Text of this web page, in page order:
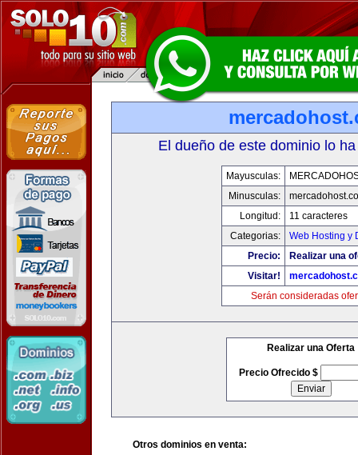
El dueño de este dominio lo
Mayusculas:
Minusculas:
Longitud:
11 caracteres
Categorias:
Web Hosting y
Precio:
Realizar una
Visitar!
Serán consideradas
Realizar una Oferta
Precio Ofrecido $
Otros dominios en venta: